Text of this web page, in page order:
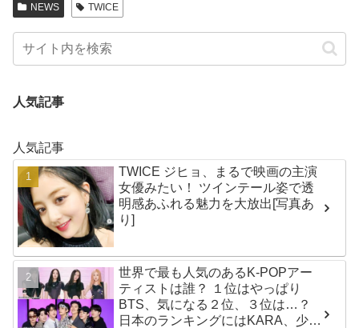
NEWS TWICE
人気記事
人気記事
TWICE ジヒョ、まるで映画の主演
女優みたい！ ツインテール姿で透
明感あふれる魅力を大放出[写真あ
り]
世界で最も人気のあるK-POPアー
ティストは誰？ １位はやっぱり
BTS、気になる２位、３位は…？
日本のランキングにはKARA、少女